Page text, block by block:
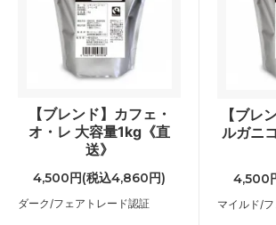
【ブレンド】カフェ・
オ・レ 大容量1kg《直
送》
4,500円(税込4,860円)
ダーク/フェアトレード認証
【ブレ
ルガニ
4,500
マイルド/